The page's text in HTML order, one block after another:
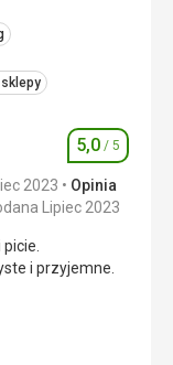
Ocena
5,0 / 5
2023
Opinia
Lipiec 2023
i przyjemne.